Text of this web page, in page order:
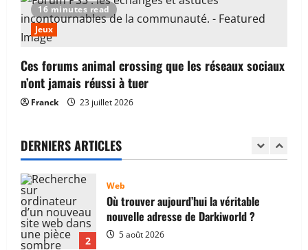
16 minutes read
Jeux
Ces forums animal crossing que les réseaux sociaux
n’ont jamais réussi à tuer
Franck 23 juillet 2026
DERNIERS ARTICLES
1
Web
À quoi sert vraiment la blockchain ?
2 5 août 2026
3
Comment marche vraiment une
blockchain quand tu lances une
transaction ?